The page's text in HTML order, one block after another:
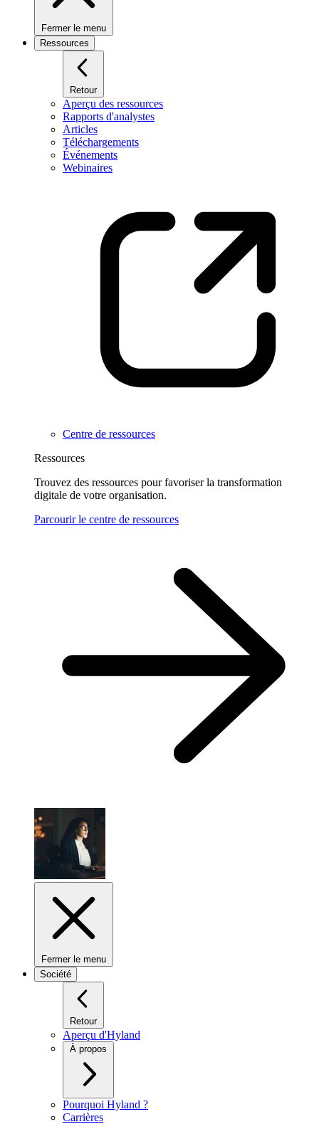
Fermer le menu
Ressources
Retour
Aperçu des ressources
Rapports d'analystes
Articles
Téléchargements
Événements
Webinaires
Centre de ressources
Ressources
Trouvez des ressources pour favoriser la transformation
digitale de votre organisation.
Parcourir le centre de ressources
Fermer le menu
Société
Retour
Aperçu d'Hyland
À propos
Pourquoi Hyland ?
Carrières